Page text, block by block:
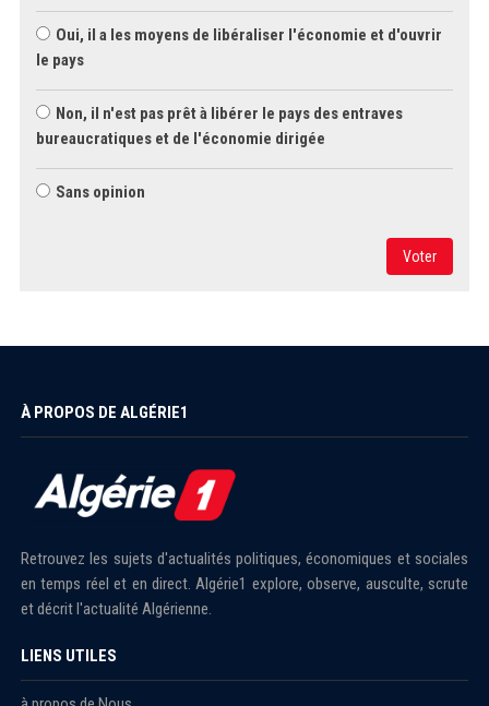
Oui, il a les moyens de libéraliser l'économie et d'ouvrir
le pays
Non, il n'est pas prêt à libérer le pays des entraves
bureaucratiques et de l'économie dirigée
Sans opinion
Voter
À PROPOS DE ALGÉRIE1
Retrouvez les sujets d'actualités politiques, économiques et sociales
en temps réel et en direct. Algérie1 explore, observe, ausculte, scrute
et décrit l'actualité Algérienne.
LIENS UTILES